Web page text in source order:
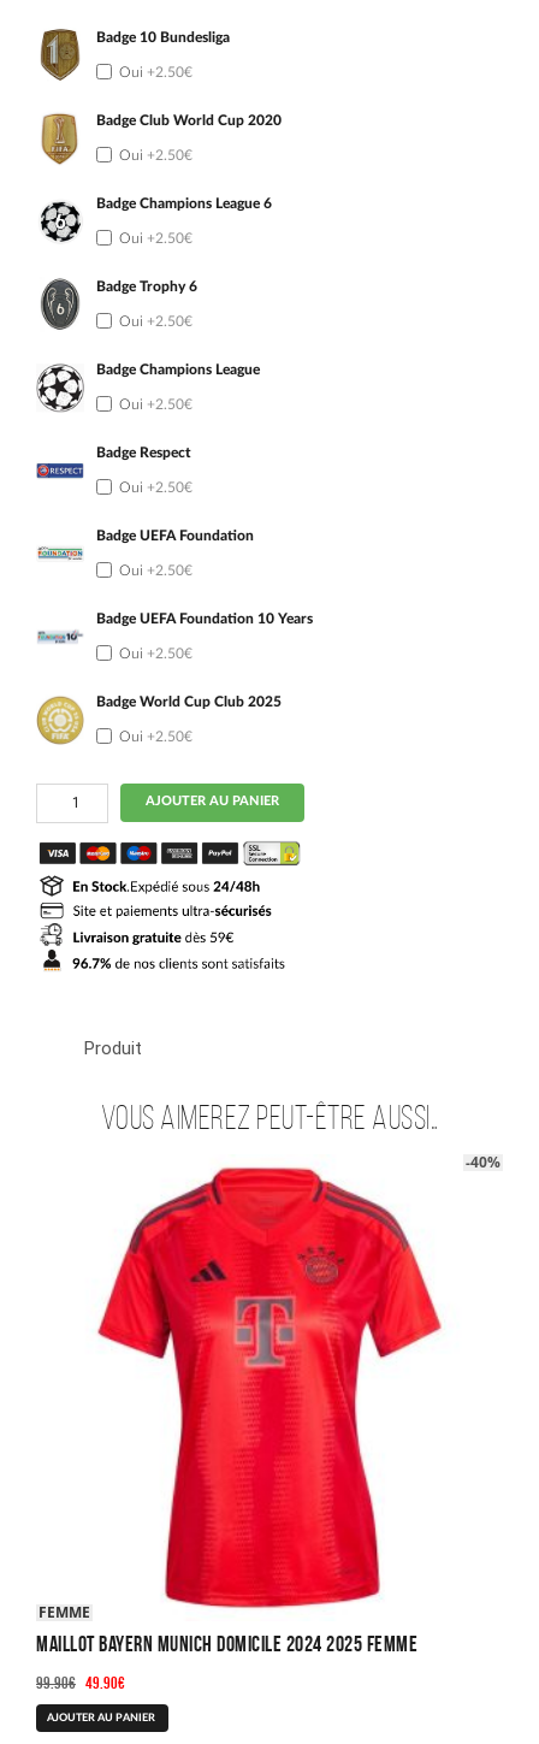
Badge 10 Bundesliga
Oui +2.50€
Badge Club World Cup 2020
Oui +2.50€
Badge Champions League 6
Oui +2.50€
Badge Trophy 6
Oui +2.50€
Badge Champions League
Oui +2.50€
Badge Respect
Oui +2.50€
Badge UEFA Foundation
Oui +2.50€
Badge UEFA Foundation 10 Years
Oui +2.50€
Badge World Cup Club 2025
Oui +2.50€
quantité
Maillot
Bayern
Munich
Domicile
2024
2025
Musiala
AJOUTER AU PANIER
Produit
Vous aimerez peut-être aussi…
-40%
FEMME
Maillot Bayern Munich Domicile 2024 2025 Femme
99.90€ Le
prix
initial
49.90€Le
prix
actuel
AJOUTER AU PANIER